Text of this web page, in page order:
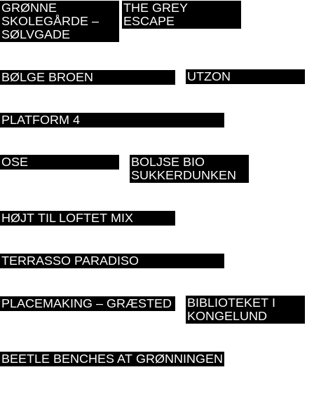
GRØNNE
SKOLEGÅRDE –
SØLVGADE
THE GREY
ESCAPE
BØLGE BROEN UTZON
PLATFORM 4
OSE
BOLJSE BIO
SUKKERDUNKEN
HØJT TIL LOFTET MIX
TERRASSO PARADISO
PLACEMAKING – GRÆSTED
BIBLIOTEKET I
KONGELUND
BEETLE BENCHES AT GRØNNINGEN